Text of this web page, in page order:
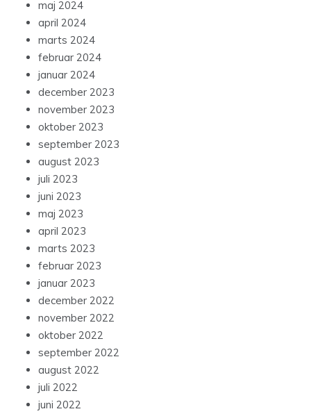
maj 2024
april 2024
marts 2024
februar 2024
januar 2024
december 2023
november 2023
oktober 2023
september 2023
august 2023
juli 2023
juni 2023
maj 2023
april 2023
marts 2023
februar 2023
januar 2023
december 2022
november 2022
oktober 2022
september 2022
august 2022
juli 2022
juni 2022